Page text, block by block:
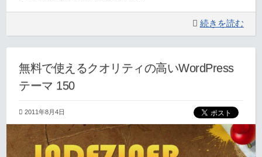
続きを読む
無料で使えるクオリティの高いWordPress
テーマ 150
2011年8月4日